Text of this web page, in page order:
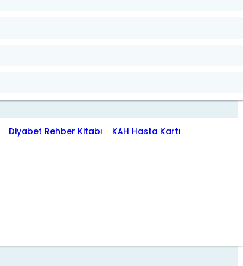
Diyabet Rehber Kitabı KAH Hasta Kartı